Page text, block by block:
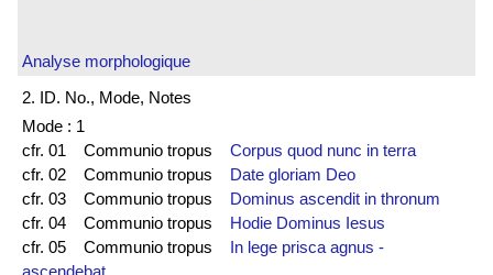
Analyse morphologique
2. ID. No., Mode, Notes
Mode : 1
cfr. 01 Communio tropus Corpus quod nunc in terra
cfr. 02 Communio tropus
Date gloriam Deo
cfr. 03 Communio tropus
Dominus ascendit in thronum
cfr. 04 Communio tropus
Hodie Dominus Iesus
cfr. 05 Communio tropus
In lege prisca agnus -